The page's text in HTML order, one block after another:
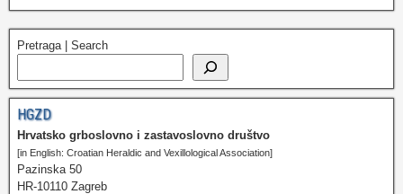
Pretraga | Search
HGZD
Hrvatsko grboslovno i zastavoslovno društvo
[in English: Croatian Heraldic and Vexillological Association]
Pazinska 50
HR-10110 Zagreb